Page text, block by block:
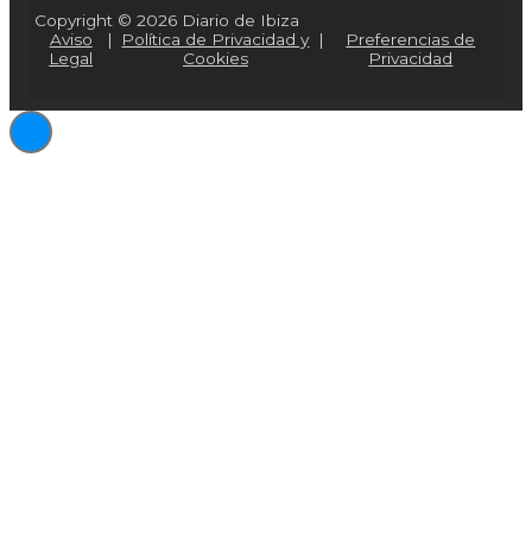
Copyright © 2026 Diario de Ibiza
Aviso
Legal
|
Política de Privacidad y
Cookies
|
Preferencias de
Privacidad